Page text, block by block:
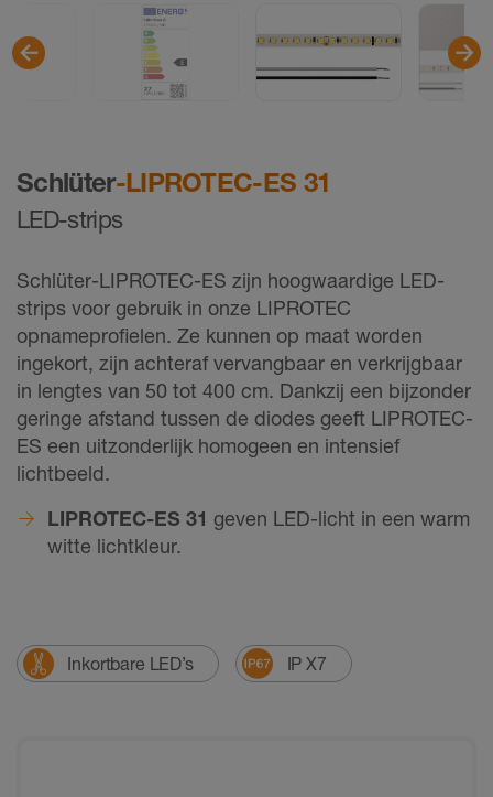
Schlüter-LIPROTEC-ES 31
LED-strips
Schlüter-LIPROTEC-ES zijn hoogwaardige LED-
strips voor gebruik in onze LIPROTEC
opnameprofielen. Ze kunnen op maat worden
ingekort, zijn achteraf vervangbaar en verkrijgbaar
in lengtes van 50 tot 400 cm. Dankzij een bijzonder
geringe afstand tussen de diodes geeft LIPROTEC-
ES een uitzonderlijk homogeen en intensief
lichtbeeld.
LIPROTEC-ES 31 geven LED-licht in een warm
witte lichtkleur.
Inkortbare LED’s IP X7